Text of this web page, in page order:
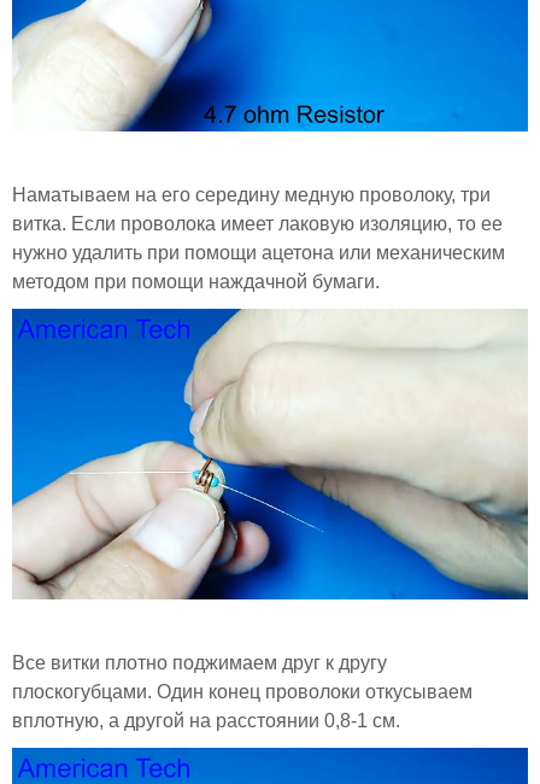
Наматываем на его середину медную проволоку, три
витка. Если проволока имеет лаковую изоляцию, то ее
нужно удалить при помощи ацетона или механическим
методом при помощи наждачной бумаги.
Все витки плотно поджимаем друг к другу
плоскогубцами. Один конец проволоки откусываем
вплотную, а другой на расстоянии 0,8-1 см.